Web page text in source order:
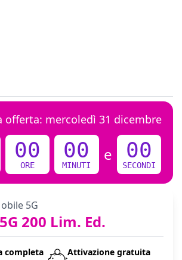
offerta: mercoledì 31 dicembre
00
ORE
00
MINUTI
e 00
SECONDI
5G
200 Lim. Ed.
completa
Attivazione gratuita